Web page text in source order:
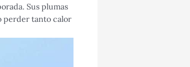
Sus plumas
perder tanto calor